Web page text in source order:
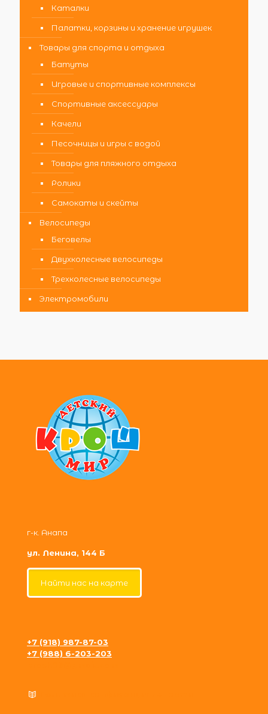
Каталки
Палатки, корзины и хранение игрушек
Товары для спорта и отдыха
Батуты
Игровые и спортивные комплексы
Спортивные аксессуары
Качели
Песочницы и игры с водой
Товары для пляжного отдыха
Ролики
Самокаты и скейты
Велосипеды
Беговелы
Двухколесные велосипеды
Трехколесные велосипеды
Электромобили
г-к. Анапа
ул. Ленина, 144 Б
Найти нас на карте
+7 (918) 987-87-03
+7 (988) 6-203-203